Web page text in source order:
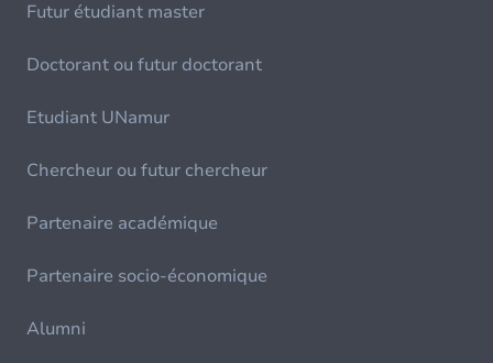
Futur étudiant master
Doctorant ou futur doctorant
Etudiant UNamur
Chercheur ou futur chercheur
Partenaire académique
Partenaire socio-économique
Alumni